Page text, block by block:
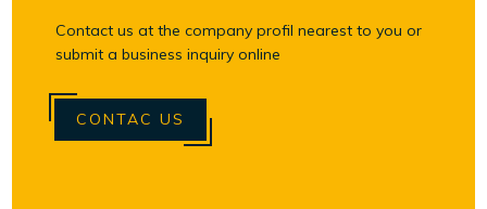
Contact us at the company profil nearest to you or
submit a business inquiry online
CONTAC US